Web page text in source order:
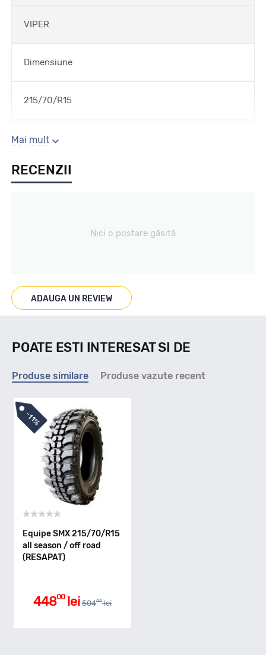
VIPER
Dimensiune
215/70/R15
Sezon
All season / Off Road
Marcaje
Indice viteza
Indice greutate
Clasa de eficienta
Aderenta pe carosabil ud
Mai mult
RECENZII
Nici o postare găsită
ADAUGA UN REVIEW
POATE ESTI INTERESAT SI DE
Produse similare Produse vazute recent
-11%
Equipe SMX 215/70/R15
all season / off road
(RESAPAT)
44800 lei 50400 lei